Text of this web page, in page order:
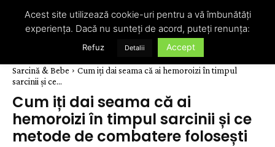
Sarcină & Bebe
Cum iți dai seama că ai hemoroizi în timpul
sarcinii și ce...
Cum iți dai seama că ai
hemoroizi în timpul sarcinii și ce
metode de combatere folosești
Acest site utilizează cookie-uri pentru a vă îmbunătăți
experiența. Dacă nu sunteți de acord, puteți renunța:
Refuz Detalii Accept